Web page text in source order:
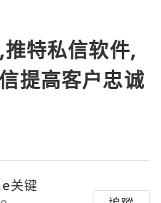
特私信软件,
提高客户忠诚
关键